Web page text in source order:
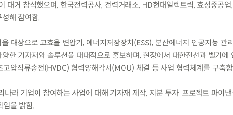
대거 참석했으며, 한국전력공사, 전력거래소, HD현대일렉트릭, 효성중공
성해 참여함.
대상으로 고효율 변압기, 에너지저장장치(ESS), 분산에너지 인공지능 관
한 기자재와 솔루션을 대대적으로 홍보하며, 현장에서 대한전선과 벨기에
고압직류송전(HVDC) 협력양해각서(MOU) 체결 등 사업 협력체계를 구축함.
나라 기업이 참여하는 사업에 대해 기자재 제작, 지분 투자, 프로젝트 파이
임을 밝힘.